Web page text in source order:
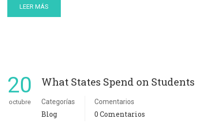
LEER MÁS
20
octubre
What States Spend on Students
Categorías
Blog
Comentarios
0 Comentarios